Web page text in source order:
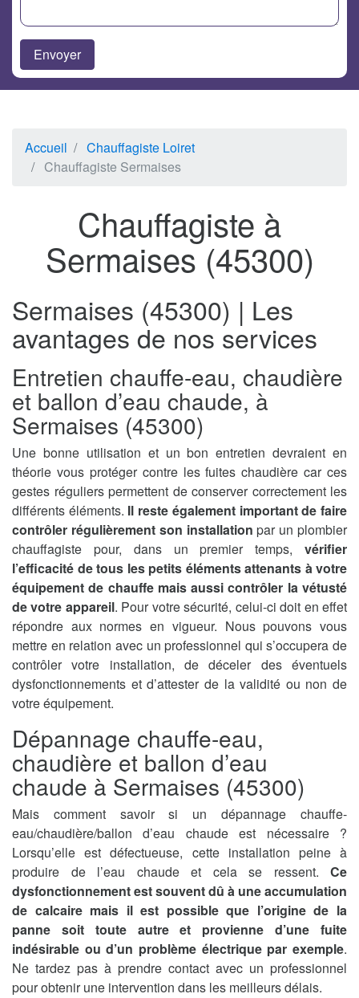
Accueil
Chauffagiste Loiret
Chauffagiste Sermaises
Chauffagiste à
Sermaises (45300)
Sermaises (45300) | Les
avantages de nos services
Entretien chauffe-eau, chaudière
et ballon d’eau chaude, à
Sermaises (45300)
Une bonne utilisation et un bon entretien devraient en
théorie vous protéger contre les fuites chaudière car ces
gestes réguliers permettent de conserver correctement les
différents éléments. Il reste également important de faire
contrôler régulièrement son installation par un plombier
chauffagiste pour, dans un premier temps, vérifier
l’efficacité de tous les petits éléments attenants à votre
équipement de chauffe mais aussi contrôler la vétusté
de votre appareil. Pour votre sécurité, celui-ci doit en effet
répondre aux normes en vigueur. Nous pouvons vous
mettre en relation avec un professionnel qui s’occupera de
contrôler votre installation, de déceler des éventuels
dysfonctionnements et d’attester de la validité ou non de
votre équipement.
Dépannage chauffe-eau,
chaudière et ballon d’eau
chaude à Sermaises (45300)
Mais comment savoir si un dépannage chauffe-
eau/chaudière/ballon d’eau chaude est nécessaire ?
Lorsqu’elle est défectueuse, cette installation peine à
produire de l’eau chaude et cela se ressent. Ce
dysfonctionnement est souvent dû à une accumulation
de calcaire mais il est possible que l’origine de la
panne soit toute autre et provienne d’une fuite
indésirable ou d’un problème électrique par exemple.
Ne tardez pas à prendre contact avec un professionnel
pour obtenir une intervention dans les meilleurs délais.